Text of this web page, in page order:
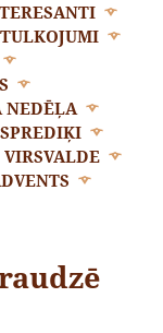
NEDĒĻA
SPREDIĶI
VIRSVALDE